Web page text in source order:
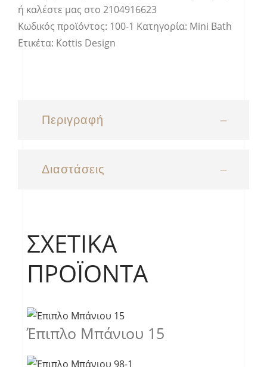
ή καλέστε μας στο 2104916623
Κωδικός προϊόντος: 100-1 Κατηγορία: Mini Bath
Ετικέτα: Kottis Design
Περιγραφή
Διαστάσεις
ΣΧΕΤΙΚΆ
ΠΡΟΪΌΝΤΑ
Έπιπλο Μπάνιου 15